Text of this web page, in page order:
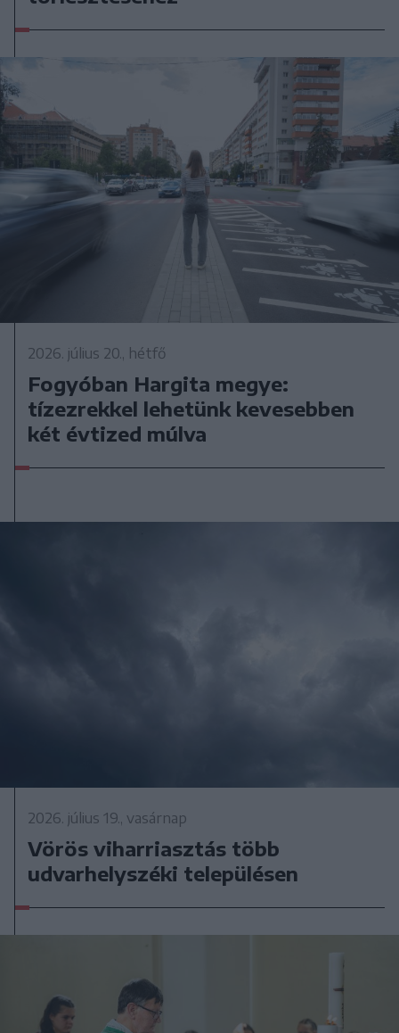
2026. július 20., hétfő
Fogyóban Hargita megye:
tízezrekkel lehetünk kevesebben
két évtized múlva
2026. július 19., vasárnap
Vörös viharriasztás több
udvarhelyszéki településen